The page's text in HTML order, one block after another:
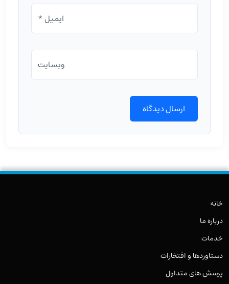
ایمیل *
وبسایت
خانه
درباره ما
خدمات
دستاوردها و افتخارات
پرسش های متداول